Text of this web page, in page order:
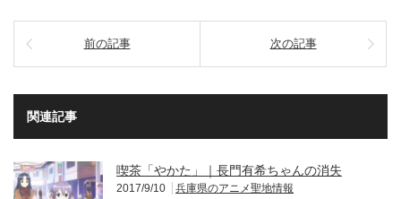
前の記事 次の記事
関連記事
喫茶「やかた」｜長門有希ちゃんの消失
2017/9/10 兵庫県のアニメ聖地情報